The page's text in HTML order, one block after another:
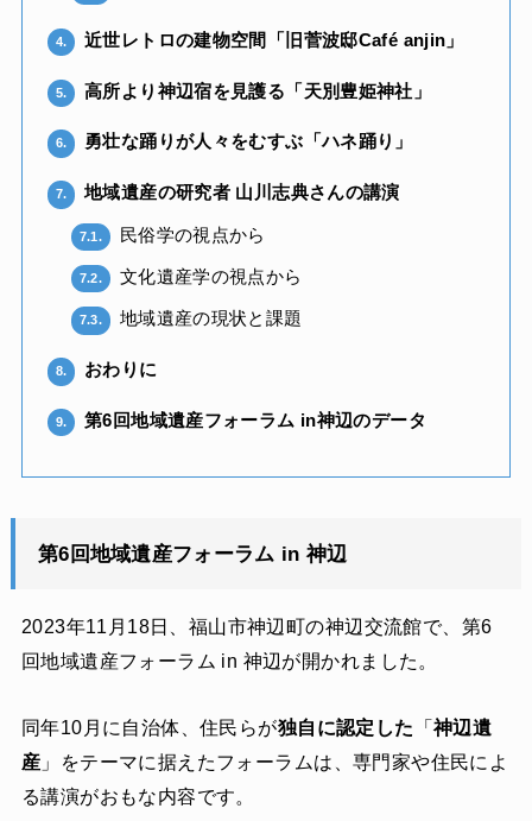
4. 近世レトロの建物空間「旧菅波邸Café anjin」
5. 高所より神辺宿を見護る「天別豊姫神社」
6. 勇壮な踊りが人々をむすぶ「ハネ踊り」
7. 地域遺産の研究者 山川志典さんの講演
7.1. 民俗学の視点から
7.2. 文化遺産学の視点から
7.3. 地域遺産の現状と課題
8. おわりに
9. 第6回地域遺産フォーラム in神辺のデータ
第6回地域遺産フォーラム in 神辺
2023年11月18日、福山市神辺町の神辺交流館で、第6
回地域遺産フォーラム in 神辺が開かれました。
同年10月に自治体、住民らが独自に認定した 「神辺遺
産 」をテーマに据えたフォーラムは、専門家や住民によ
る講演がおもな内容です。